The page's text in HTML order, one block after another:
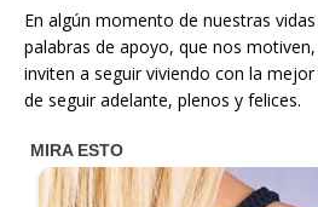
En algún momento de nuestras
palabras de apoyo, que nos
inviten a seguir viviendo con la
de seguir adelante, plenos y felices.